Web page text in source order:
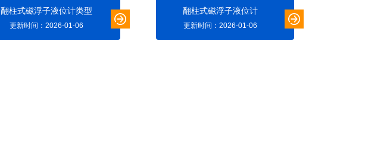
翻柱式磁浮子液位计类型
更新时间：2026-01-06
翻柱式磁浮子液位计
更新时间：2026-01-06